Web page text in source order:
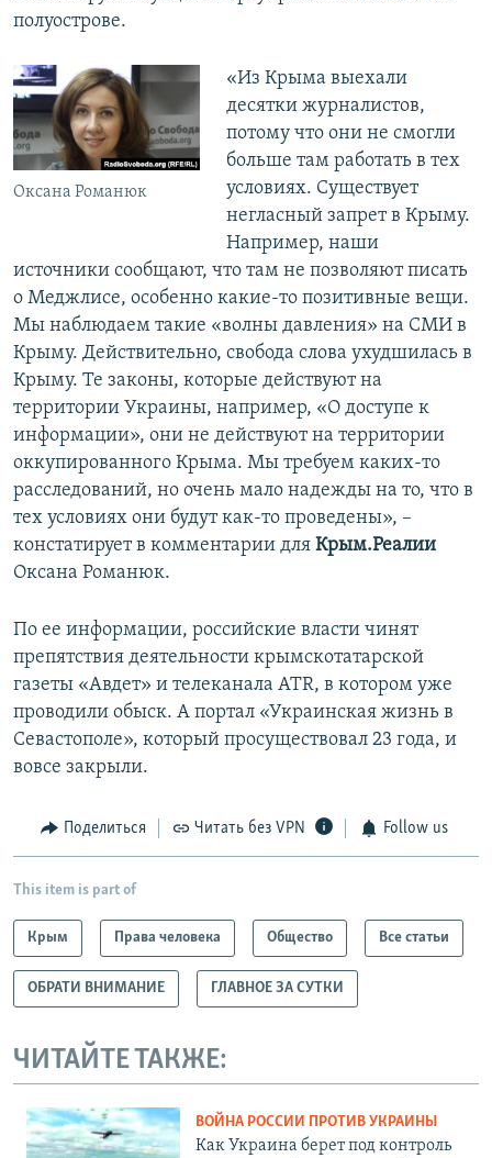
полуострове.
Оксана Романюк
«Из Крыма выехали
десятки журналистов,
потому что они не смогли
больше там работать в тех
условиях. Существует
негласный запрет в Крыму.
Например, наши
источники сообщают, что там не позволяют писать
о Меджлисе, особенно какие-то позитивные вещи.
Мы наблюдаем такие «волны давления» на СМИ в
Крыму. Действительно, свобода слова ухудшилась в
Крыму. Те законы, которые действуют на
территории Украины, например, «О доступе к
информации», они не действуют на территории
оккупированного Крыма. Мы требуем каких-то
расследований, но очень мало надежды на то, что в
тех условиях они будут как-то проведены», –
констатирует в комментарии для Крым.Реалии
Оксана Романюк.
По ее информации, российские власти чинят
препятствия деятельности крымскотатарской
газеты «Авдет» и телеканала ATR, в котором уже
проводили обыск. А портал «Украинская жизнь в
Севастополе», который просуществовал 23 года, и
вовсе закрыли.
Поделиться Читать без VPN Follow us
This item is part of
Крым Права человека Общество Все статьи
ОБРАТИ ВНИМАНИЕ ГЛАВНОЕ ЗА СУТКИ
ЧИТАЙТЕ ТАКЖЕ:
ВОЙНА РОССИИ ПРОТИВ УКРАИНЫ
Как Украина берет под контроль